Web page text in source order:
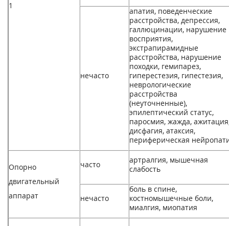
1
нечасто
апатия, поведенческие
расстройства, депрессия,
галлюцинации, нарушение
восприятия,
экстрапирамидные
расстройства, нарушение
походки, гемипарез,
гиперестезия, гипестезия,
неврологические
расстройства
(неуточненные),
эпилептический статус,
паросмия, жажда,
дисфагия, атаксия,
периферическая
Опорно
двигательный
аппарат
часто
артралгия, мышечная
слабость
нечасто
боль в спине,
костномышечные боли,
миалгия, миопатия